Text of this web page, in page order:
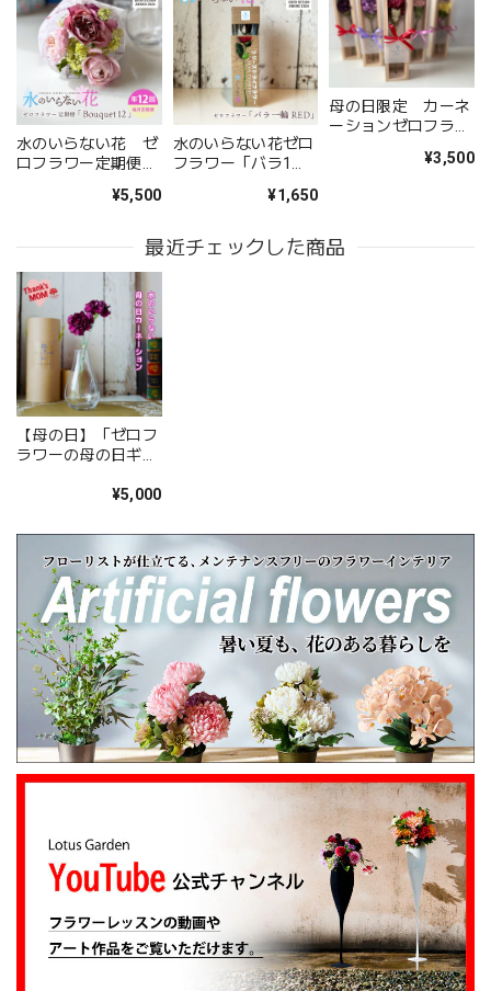
お供え花アレンジメント「紫香の祈り」｜春彼岸・お盆・命日・法事の供花
2026/05/09
無事に届いたようです。 注文時に、間違えて記入してどう
しようと思っていた所に、丁寧な電話をいただき助かりまし
た。 送り先の友人から写真が送られてきましたが、とても
立派なアレンジメントで感激しました。 友人も喜んでいま
慮されていたようです。 お願いして良かったです。 また機
ました。
このたびは大切なご友人への贈り物に、当店の
お花をお選びいただき誠にありがとうございま
した。 また、ご友人にもお喜びいただけたとの
こと、そしてお送りしたアレンジメントを「立
派」とお褒めいただき、大変嬉しく拝見しまし
た。 配送についてもご満足いただけたようで何
よりです。 温かいお言葉を励みに、これからも
のご利用を心よりお待ちしております。 このた
心を伝える花 キモチ 「ありがとう ARIGATO」 6600
姉の誕生日に花束を注文しました。 予め希望やイメージを
伝えたところ、レアなバラを入れて下さり、ワンランクアッ
プでハイセンスな華やかな花束を作ってくださいました。
姉も大変喜んでくれて、大満足です。 また、お願いしま
す。 安心してお願いできるお花屋さんです。
大変嬉しいレビューありがとうございます。 お
姉さんも喜んでくださり安心しました。 また、
水のいらない花 ゼ
ロフラワー定期便１
「Bouquet12」 花
¥5,500
水のいらない花ゼロ
フラワー「バラ1
¥1,650
母の日限定 カーネ
ーションゼロフラワ
¥3,500
最近チェックした商品
【母の日】「ゼロフ
ラワーの母の日ギフ
むカーネーションと
¥5,000